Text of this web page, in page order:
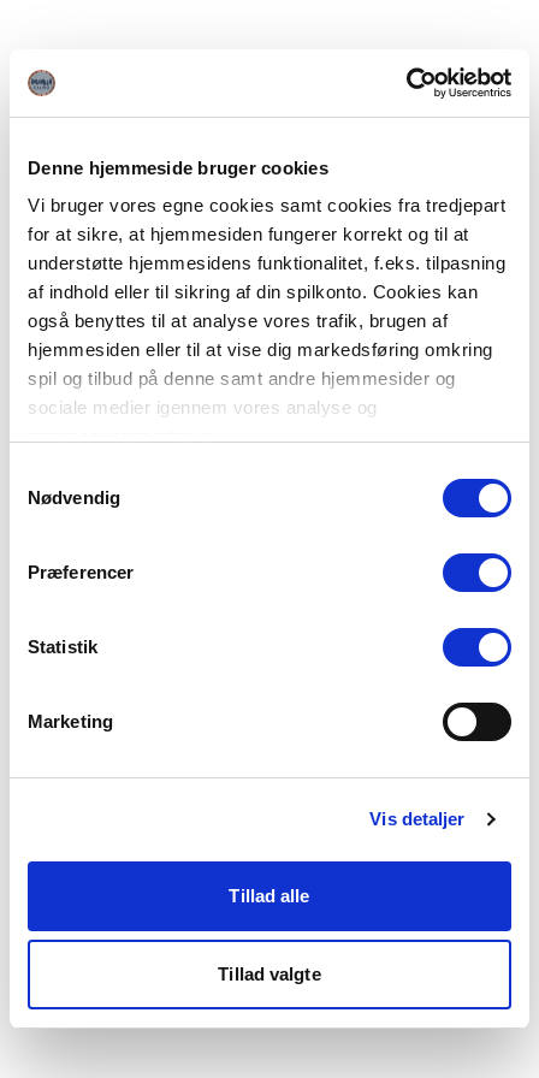
Denne hjemmeside bruger cookies
Vi bruger vores egne cookies samt cookies fra tredjepart
for at sikre, at hjemmesiden fungerer korrekt og til at
understøtte hjemmesidens funktionalitet, f.eks. tilpasning
af indhold eller til sikring af din spilkonto. Cookies kan
også benyttes til at analyse vores trafik, brugen af
hjemmesiden eller til at vise dig markedsføring omkring
spil og tilbud på denne samt andre hjemmesider og
sociale medier igennem vores analyse og
Du kan læse mere om vores brug af cookies under
"Detaljer" eller ved at klikke videre til vores Cookiepolitik,
Nødvendig
Præferencer
Statistik
Marketing
Vis detaljer
Tillad alle
Tillad valgte